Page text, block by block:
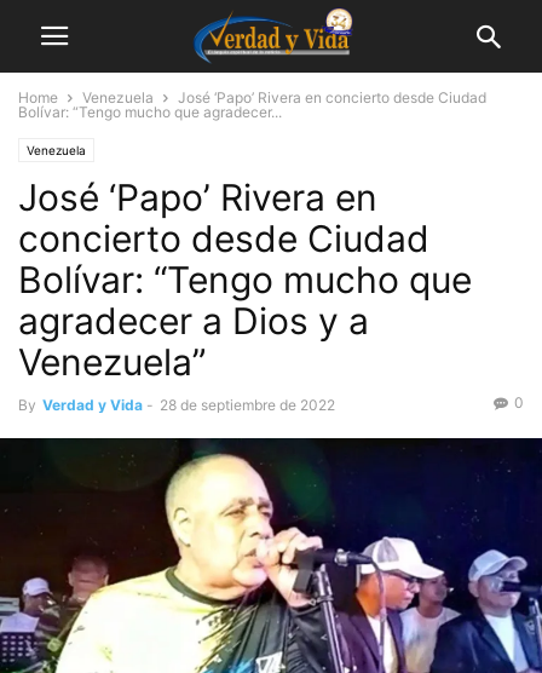
Home Venezuela
José ‘Papo’ Rivera en concierto desde Ciudad
Bolívar: “Tengo mucho que agradecer...
Venezuela
José ‘Papo’ Rivera en
concierto desde Ciudad
Bolívar: “Tengo mucho que
agradecer a Dios y a
Venezuela”
By Verdad y Vida - 28 de septiembre de 2022 0